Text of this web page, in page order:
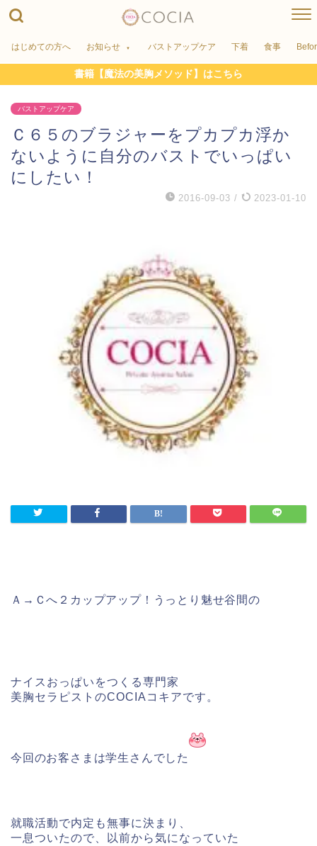
はじめての方へ お知らせ バストアップケア 下着 食事
書籍【魔法の美胸メソッド】はこちら
バストアップケア
Ｃ６５のブラジャーをプカプカ浮か
ないように自分のバストでいっぱい
にしたい！
2016-09-03 / 2023-01-10
Ａ→Ｃへ２カップアップ！ うっとり魅せ谷間の
ナイスおっぱいをつくる専門家
美胸セラピストのCOCIAコキアです。
今回のお客さまは学生さんでした
就職活動で内定も無事に決まり、
一息ついたので、
以前から気になっていた